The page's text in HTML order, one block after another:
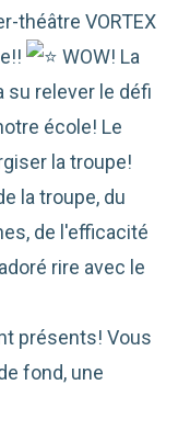
théâtre VORTEX
WOW! La
su relever le défi
école! Le
la troupe!
la troupe, du
de l'efficacité
rire avec le
présents! Vous
fond, une